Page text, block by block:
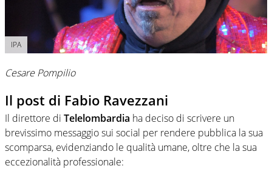
IPA
Cesare Pompilio
Il post di Fabio Ravezzani
Il direttore di Telelombardia ha deciso di scrivere un
brevissimo messaggio sui social per rendere pubblica la sua
scomparsa, evidenziando le qualità umane, oltre che la sua
eccezionalità professionale: